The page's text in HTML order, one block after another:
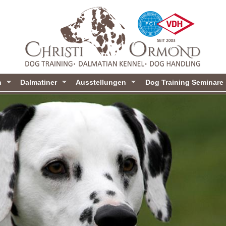
Direkt
zum
Inhalt
Dalmatiner Ausstellungen Dog Training Seminare